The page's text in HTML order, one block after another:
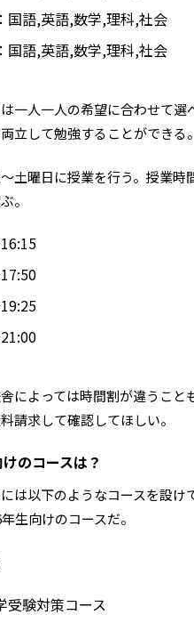
国語,英語,数学,理科,社会
国語,英語,数学,理科,社会
一人一人の希望に合わせて選
立して勉強することができる。
土曜日に授業を行う。授業時
。
によっては時間割が違うこと
請求して確認してほしい。
のコースは？
は以下のようなコースを設け
生向けのコースだ。
受験対策コース